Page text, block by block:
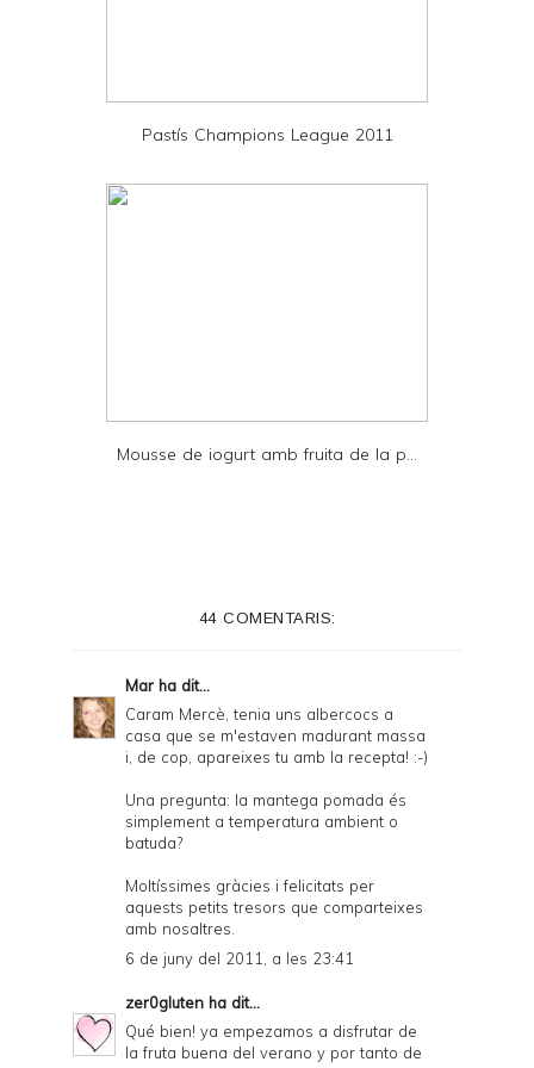
Pastís Champions League 2011
Mousse de iogurt amb fruita de la p...
44 COMENTARIS:
Mar ha dit...
Caram Mercè, tenia uns albercocs a
casa que se m'estaven madurant massa
i, de cop, apareixes tu amb la recepta! :-)
Una pregunta: la mantega pomada és
simplement a temperatura ambient o
batuda?
Moltíssimes gràcies i felicitats per
aquests petits tresors que comparteixes
amb nosaltres.
6 de juny del 2011, a les 23:41
zer0gluten ha dit...
Qué bien! ya empezamos a disfrutar de
la fruta buena del verano y por tanto de